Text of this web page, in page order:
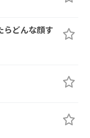
らどんな顔す